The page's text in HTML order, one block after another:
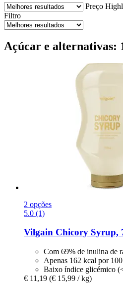
Preço
Filtro
Açúcar e alternativas:
2 opções
5.0 (1)
Vilgain Chicory Syrup,
Com 69% de inulina de
Apenas 162 kcal por
Baixo índice glicémico
€ 11,19 (€ 15,99 / kg)